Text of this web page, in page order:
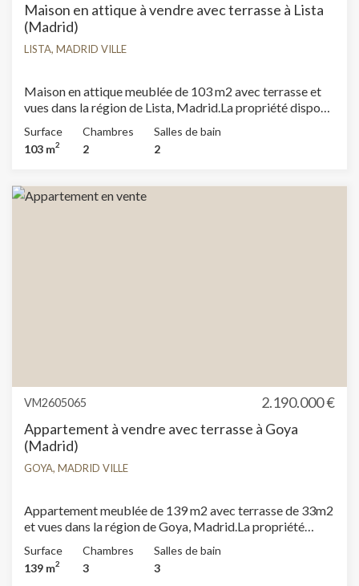
Maison en attique à vendre avec terrasse à Lista
(Madrid)
LISTA, MADRID VILLE
Maison en attique meublée de 103 m2 avec terrasse et
vues dans la région de Lista, Madrid.La propriété dispose
intégrées, balcon et chauffage.
Surface
103 m2
Chambres
2
Salles de bain
2
VM2605065
2.190.000 €
Appartement à vendre avec terrasse à Goya
(Madrid)
GOYA, MADRID VILLE
Appartement meublée de 139 m2 avec terrasse de 33m2
et vues dans la région de Goya, Madrid.La propriété
parking, climatisation, armoires intégrées, chauffage et
concierge.
Surface
139 m2
Chambres
3
Salles de bain
3